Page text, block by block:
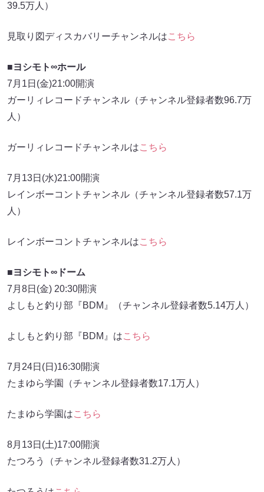
39.5万人）
見取り図ディスカバリーチャンネルはこちら
■ヨシモト∞ホール
7月1日(金)21:00開演
ガーリィレコードチャンネル（チャンネル登録者数96.7万
人）
ガーリィレコードチャンネルはこちら
7月13日(水)21:00開演
レインボーコントチャンネル（チャンネル登録者数57.1万
人）
レインボーコントチャンネルはこちら
■ヨシモト∞ドーム
7月8日(金) 20:30開演
よしもと釣り部『BDM』（チャンネル登録者数5.14万人）
よしもと釣り部『BDM』はこちら
7月24日(日)16:30開演
たまゆら学園（チャンネル登録者数17.1万人）
たまゆら学園はこちら
8月13日(土)17:00開演
たつろう（チャンネル登録者数31.2万人）